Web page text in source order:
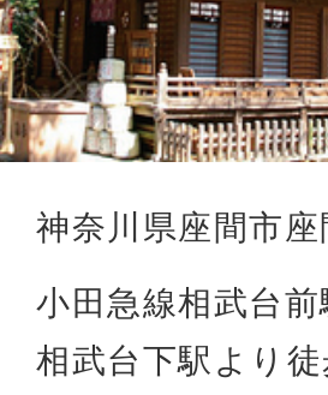
神奈川県座間市
小田急線相武台
相武台下駅より